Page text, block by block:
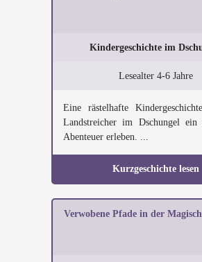
Kindergeschichte im
Lesealter 4-6 Jahre
Eine rästelhafte
Landstreicher im Dschungel ein
Abenteuer erleben. ...
Kurzgeschichte lesen
Verwobene Pfade in der